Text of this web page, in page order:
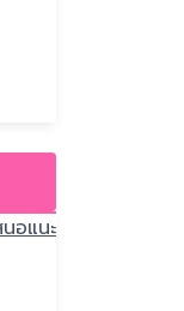
อแนะ